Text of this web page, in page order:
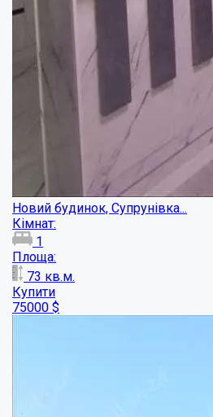
Будинок на 2 входа в передмісті...
Кімнат:
5
Площа: